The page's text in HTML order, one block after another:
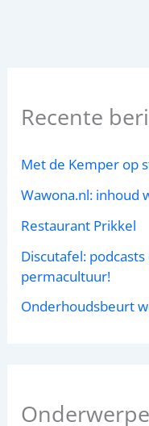
Recente
Met de Kemper op
Wawona.nl: inhoud
Restaurant Prikkel
Discutafel:
permacultuur!
Onderhoudsbeurt